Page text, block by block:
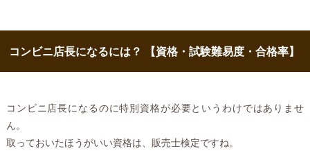
コンビニ店長になるには？ 【資格・試験難易度・合格率】
コンビニ店長になるのに特別資格が必要というわけではありませ
ん。
取っておいたほうがいい資格は、販売士検定ですね。